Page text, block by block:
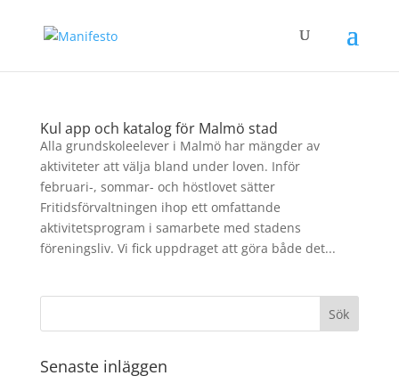
Kul app och katalog för Malmö stad
Alla grundskoleelever i Malmö har mängder av
aktiviteter att välja bland under loven. Inför
februari-, sommar- och höstlovet sätter
Fritidsförvaltningen ihop ett omfattande
aktivitetsprogram i samarbete med stadens
föreningsliv. Vi fick uppdraget att göra både det...
Senaste inläggen